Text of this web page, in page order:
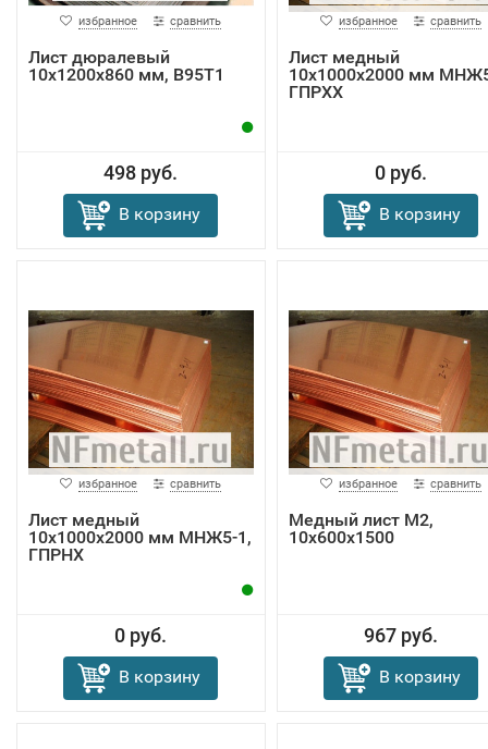
избранное сравнить
Лист дюралевый
10x1200x860 мм, В95Т1
498 руб.
В корзину
избранное сравнить
Лист медный
10х1000х2000 мм
ГПРХХ
0 руб.
В корзину
избранное сравнить
Лист медный
10х1000х2000 мм МНЖ5-1,
ГПРНХ
0 руб.
В корзину
избранное сравнить
Медный лист M2,
10x600х1500
967 руб.
В корзину